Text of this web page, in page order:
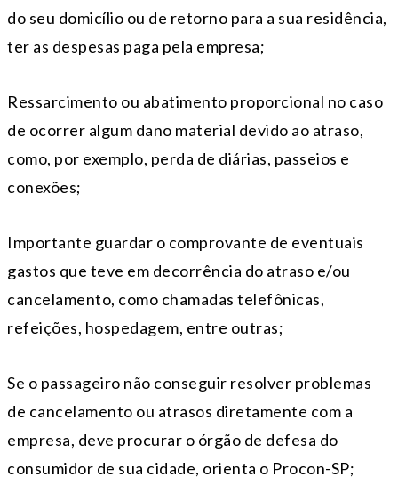
do seu domicílio ou de retorno para a sua residência,
ter as despesas paga pela empresa;
Ressarcimento ou abatimento proporcional no caso
de ocorrer algum dano material devido ao atraso,
como, por exemplo, perda de diárias, passeios e
conexões;
Importante guardar o comprovante de eventuais
gastos que teve em decorrência do atraso e/ou
cancelamento, como chamadas telefônicas,
refeições, hospedagem, entre outras;
Se o passageiro não conseguir resolver problemas
de cancelamento ou atrasos diretamente com a
empresa, deve procurar o órgão de defesa do
consumidor de sua cidade, orienta o Procon-SP;